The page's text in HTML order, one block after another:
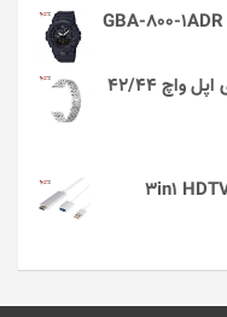
بند طرح Diamond کد i1012 مناسب برای اپل واچ 42/44